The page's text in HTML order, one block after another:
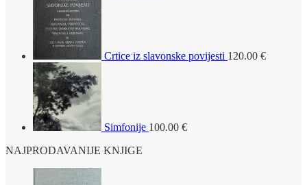
Crtice iz slavonske povijesti 120.00 €
Simfonije 100.00 €
NAJPRODAVANIJE KNJIGE